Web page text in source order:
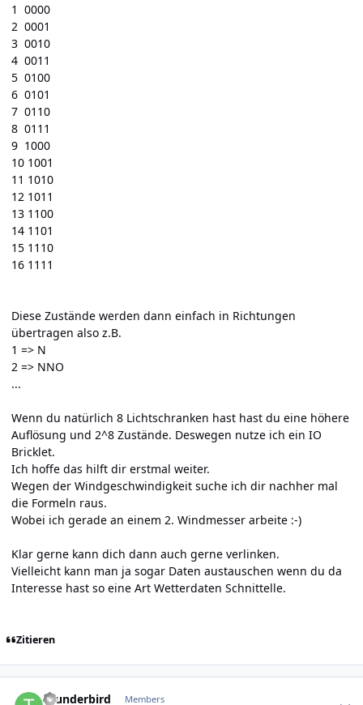
1 0000
2 0001
3 0010
4 0011
5 0100
6 0101
7 0110
8 0111
9 1000
10 1001
11 1010
12 1011
13 1100
14 1101
15 1110
16 1111
Diese Zustände werden dann einfach in Richtungen
übertragen also z.B.
1 => N
2 => NNO
...
Wenn du natürlich 8 Lichtschranken hast hast du eine höhere
Auflösung und 2^8 Zustände. Deswegen nutze ich ein IO
Bricklet.
Ich hoffe das hilft dir erstmal weiter.
Wegen der Windgeschwindigkeit suche ich dir nachher mal
die Formeln raus.
Wobei ich gerade an einem 2. Windmesser arbeite :-)
Klar gerne kann dich dann auch gerne verlinken.
Vielleicht kann man ja sogar Daten austauschen wenn du da
Interesse hast so eine Art Wetterdaten Schnittelle.
Zitieren
thunderbird Members